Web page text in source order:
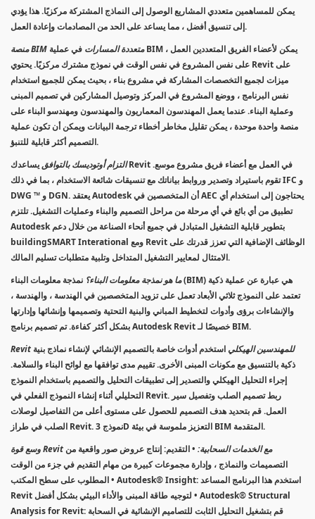
يمكن للمساهمين متعددي المشاريع الوصول إلى النماذج المشتركة مركزيًا. هذا يؤدي
إلى تنسيق أفضل ، مما يساعد على الحد من المصادمات وإعادة العمل.
منصة BIM متعددة المسارات في عملية BIM ، يمكن لأعضاء الفريق المتعددين العمل
على نفس المشروع في نفس الوقت في نموذج مشترك مركزيًا. يحتوي Revit على
ميزات لجميع التخصصات المشاركة في مشروع بناء ، بحيث يمكن للجميع استخدام
نفس البرنامج ، ووضع المشروع في المركز وتوصيل المشاركين في تصميم المبنى
وعملية البناء. عندما يعمل المهندسون المعماريون والمهندسون ومهندسو البناء على
منصة واحدة موحدة ، يمكن تقليل مخاطر أخطاء ترجمة البيانات ويمكن أن تكون عملية
التصميم أكثر قابلية للتنبؤ.
التزام أوتوديسك بالتوافقيساعدك Revit في العمل مع أعضاء فريق مشروع موسع.
تقوم باستيراد وتصدير وروابط بياناتك مع تنسيقات شائعة الاستخدام ، بما في ذلك IFC و
DWG ™ و DGN. يعتقد Autodesk أن المتخصصين في AEC يحتاجون إلى استخدام أي
تطبيق من أي بائع في أي مرحلة من مراحل التصميم والبناء وعمليات التشغيل. تلتزم
Autodesk بتطوير قابلية التشغيل المتبادل في جميع أنحاء الصناعة من خلال دعم
buildingSMART Interational ومع Revit الوظائف الإضافية التي تعزز قدرتك على
الامتثال لمعايير التشغيل المتداخل وتلبية متطلبات تسليم المالك.
ما هو نمذجة معلومات البناء؟ نمذجة معلومات البناء (BIM) هي عبارة عن عملية ذكية
تعتمد على النموذج ثلاثي الأبعاد تعمل على تزويد المتخصصين في الهندسة ، والهندسة ،
والإنشاءات برؤى وأدوات لتخطيط المباني والبنية التحتية وتصميمها وإنشائها وإدارتها
بشكل أكثر كفاءة. تم تصميم برنامج Autodesk Revit خصيصًا لـ BIM.
Revit للمهندسين الهيكلي استخدم أدوات خاصة بالتصميم الإنشائي لإنشاء نماذج بنية
ذكية بالتنسيق مع مكونات المبنى الأخرى. تقييم مدى توافقها مع لوائح البناء والسلامة.
إجراء التحليل الهيكلي والتصدير إلى تطبيقات التحليل والتصميم باستخدام النموذج
التحليلي أثناء إنشاء النموذج الفعلي في Revit. ربط تصميم الصلب وتفصيل سير
العمل. قم بتحديد هدف التصميم للحصول على مستوى أعلى من التفاصيل لوصلات
الصلب في طراز Revit. نموذج 3D التعزيز ملموسة في بيئة BIM المتقدمة.
وسع قوة Revit مع الخدمات السحابية: • التقديم: إنتاج عروض صور واقعية من
التصميمات والنماذج ، وإدارة مجموعات كبيرة من مهام التقديم في جزء من الوقت
المطلوب على سطح المكتب • Autodesk® Insight: استخدم هذا البرنامج المساعد
Revit لتوجيه طاقة المبنى والأداء البيئي بشكل أفضل • Autodesk® Structural
Analysis for Revit: قم بتشغيل التحليل الثابت للتصاميم الإنشائية في السحابة